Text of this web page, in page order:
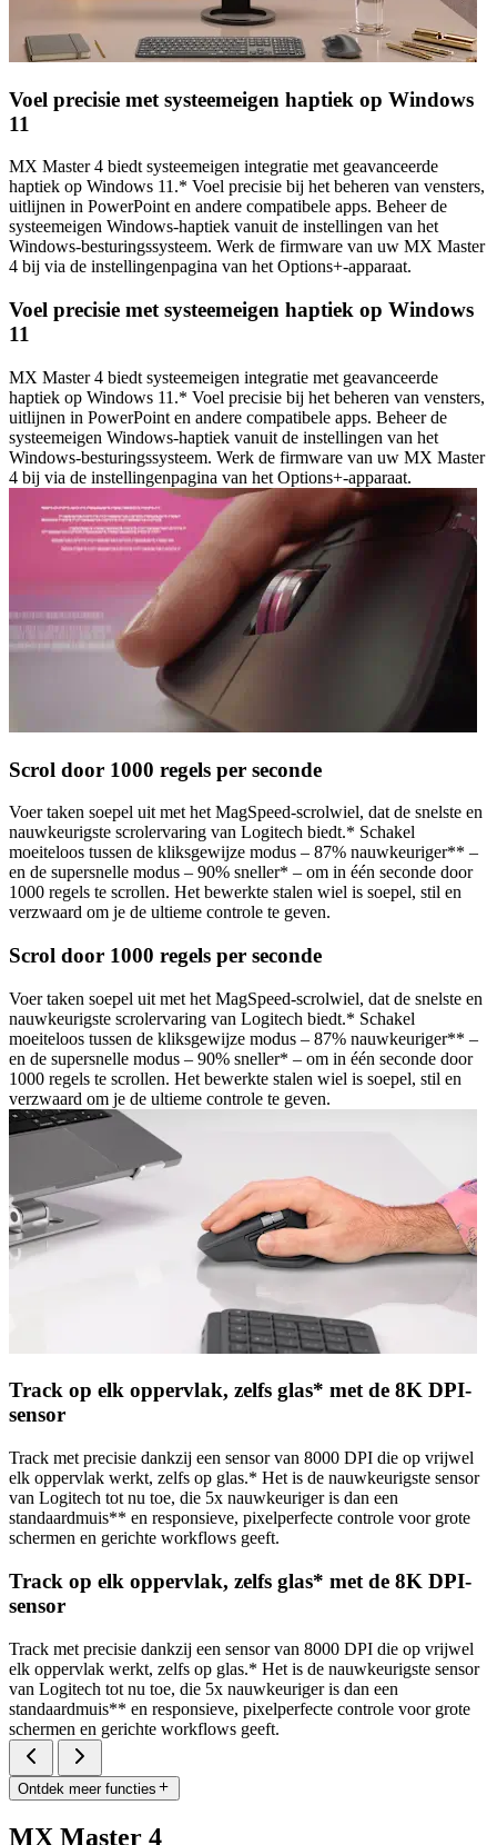
Voel precisie met systeemeigen haptiek op Windows
11
MX Master 4 biedt systeemeigen integratie met geavanceerde
haptiek op Windows 11.* Voel precisie bij het beheren van vensters,
uitlijnen in PowerPoint en andere compatibele apps. Beheer de
systeemeigen Windows-haptiek vanuit de instellingen van het
Windows-besturingssysteem. Werk de firmware van uw MX Master
4 bij via de instellingenpagina van het Options+-apparaat.
Voel precisie met systeemeigen haptiek op Windows
11
MX Master 4 biedt systeemeigen integratie met geavanceerde
haptiek op Windows 11.* Voel precisie bij het beheren van vensters,
uitlijnen in PowerPoint en andere compatibele apps. Beheer de
systeemeigen Windows-haptiek vanuit de instellingen van het
Windows-besturingssysteem. Werk de firmware van uw MX Master
4 bij via de instellingenpagina van het Options+-apparaat.
Scrol door 1000 regels per seconde
Voer taken soepel uit met het MagSpeed-scrolwiel, dat de snelste en
nauwkeurigste scrolervaring van Logitech biedt.* Schakel
moeiteloos tussen de kliksgewijze modus – 87% nauwkeuriger** –
en de supersnelle modus – 90% sneller* – om in één seconde door
1000 regels te scrollen. Het bewerkte stalen wiel is soepel, stil en
verzwaard om je de ultieme controle te geven.
Scrol door 1000 regels per seconde
Voer taken soepel uit met het MagSpeed-scrolwiel, dat de snelste en
nauwkeurigste scrolervaring van Logitech biedt.* Schakel
moeiteloos tussen de kliksgewijze modus – 87% nauwkeuriger** –
en de supersnelle modus – 90% sneller* – om in één seconde door
1000 regels te scrollen. Het bewerkte stalen wiel is soepel, stil en
verzwaard om je de ultieme controle te geven.
Track op elk oppervlak, zelfs glas* met de 8K DPI-
sensor
Track met precisie dankzij een sensor van 8000 DPI die op vrijwel
elk oppervlak werkt, zelfs op glas.* Het is de nauwkeurigste sensor
van Logitech tot nu toe, die 5x nauwkeuriger is dan een
standaardmuis** en responsieve, pixelperfecte controle voor grote
schermen en gerichte workflows geeft.
Track op elk oppervlak, zelfs glas* met de 8K DPI-
sensor
Track met precisie dankzij een sensor van 8000 DPI die op vrijwel
elk oppervlak werkt, zelfs op glas.* Het is de nauwkeurigste sensor
van Logitech tot nu toe, die 5x nauwkeuriger is dan een
standaardmuis** en responsieve, pixelperfecte controle voor grote
schermen en gerichte workflows geeft.
Ontdek meer functies
MX Master 4